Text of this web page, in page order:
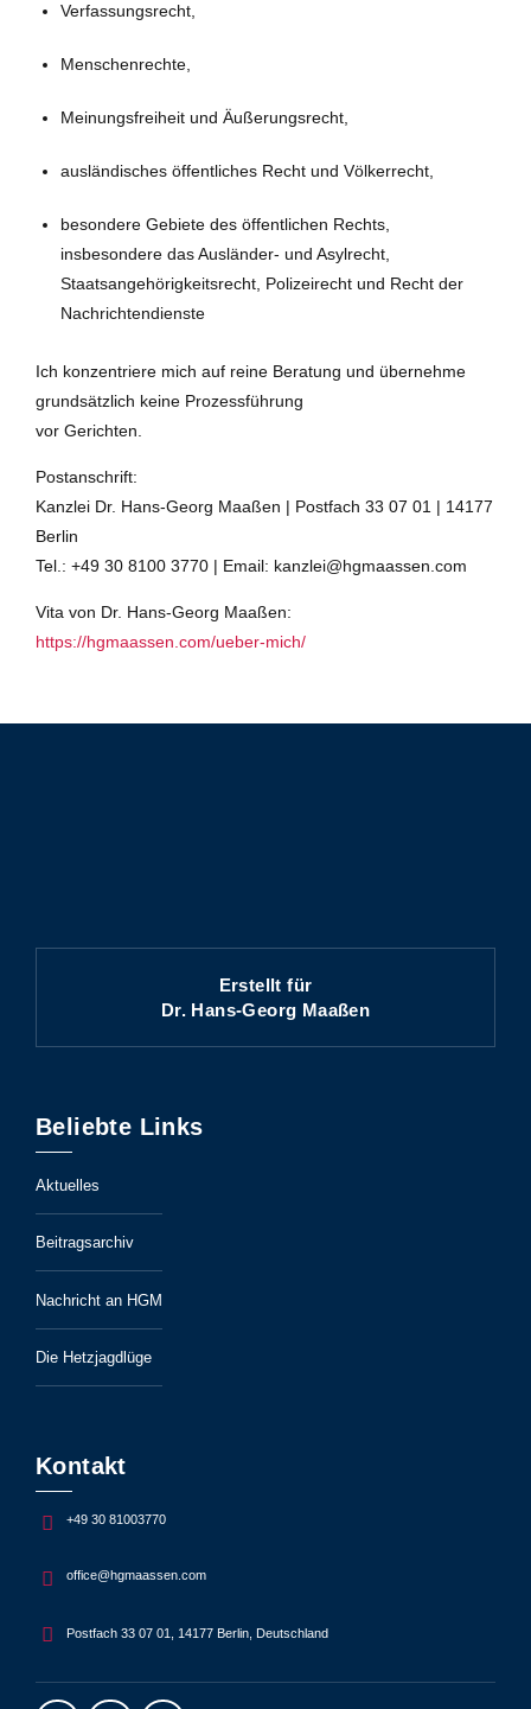
Verfassungsrecht,
Menschenrechte,
Meinungsfreiheit und Äußerungsrecht,
ausländisches öffentliches Recht und Völkerrecht,
besondere Gebiete des öffentlichen Rechts,
insbesondere das Ausländer- und Asylrecht,
Staatsangehörigkeitsrecht, Polizeirecht und Recht der
Nachrichtendienste
Ich konzentriere mich auf reine Beratung und übernehme
grundsätzlich keine Prozessführung
vor Gerichten.
Postanschrift:
Kanzlei Dr. Hans-Georg Maaßen | Postfach 33 07 01 | 14177
Berlin
Tel.: +49 30 8100 3770 | Email: kanzlei@hgmaassen.com
Vita von Dr. Hans-Georg Maaßen:
https://hgmaassen.com/ueber-mich/
Erstellt für
Dr. Hans-Georg Maaßen
Beliebte Links
Aktuelles
Beitragsarchiv
Nachricht an HGM
Die Hetzjagdlüge
Kontakt
+49 30 81003770
office@hgmaassen.com
Postfach 33 07 01, 14177 Berlin, Deutschland